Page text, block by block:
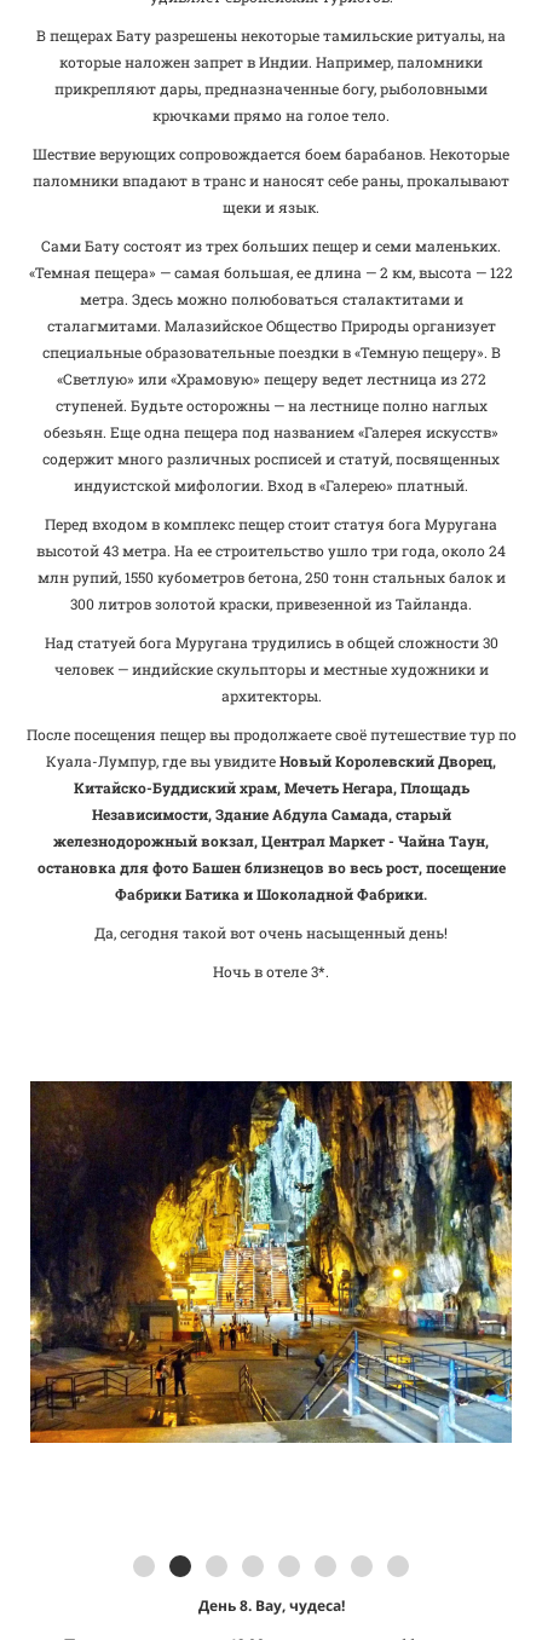
В пещерах Бату разрешены некоторые тамильские ритуалы, на
которые наложен запрет в Индии. Например, паломники
прикрепляют дары, предназначенные богу, рыболовными
крючками прямо на голое тело.
Шествие верующих сопровождается боем барабанов. Некоторые
паломники впадают в транс и наносят себе раны, прокалывают
щеки и язык.
Сами Бату состоят из трех больших пещер и семи маленьких.
«Темная пещера» — самая большая, ее длина — 2 км, высота — 122
метра. Здесь можно полюбоваться сталактитами и
сталагмитами. Малазийское Общество Природы организует
специальные образовательные поездки в «Темную пещеру». В
«Светлую» или «Храмовую» пещеру ведет лестница из 272
ступеней. Будьте осторожны — на лестнице полно наглых
обезьян. Еще одна пещера под названием «Галерея искусств»
содержит много различных росписей и статуй, посвященных
индуистской мифологии. Вход в «Галерею» платный.
Перед входом в комплекс пещер стоит статуя бога Муругана
высотой 43 метра. На ее строительство ушло три года, около 24
млн рупий, 1550 кубометров бетона, 250 тонн стальных балок и
300 литров золотой краски, привезенной из Тайланда.
Над статуей бога Муругана трудились в общей сложности 30
человек — индийские скульпторы и местные художники и
архитекторы.
После посещения пещер вы продолжаете своё путешествие тур по
Куала-Лумпур, где вы увидитеНовый Королевский Дворец,
Китайско-Буддиский храм, Мечеть Негара, Площадь
Независимости, Здание Абдула Самада, старый
железнодорожный вокзал, Централ Маркет - Чайна Таун,
остановка для фото Башен близнецов во весь рост, посещение
Фабрики Батика и Шоколадной Фабрики.
Да, сегодня такой вот очень насыщенный день!
Ночь в отеле 3*.
День 8. Вау, чудеса!